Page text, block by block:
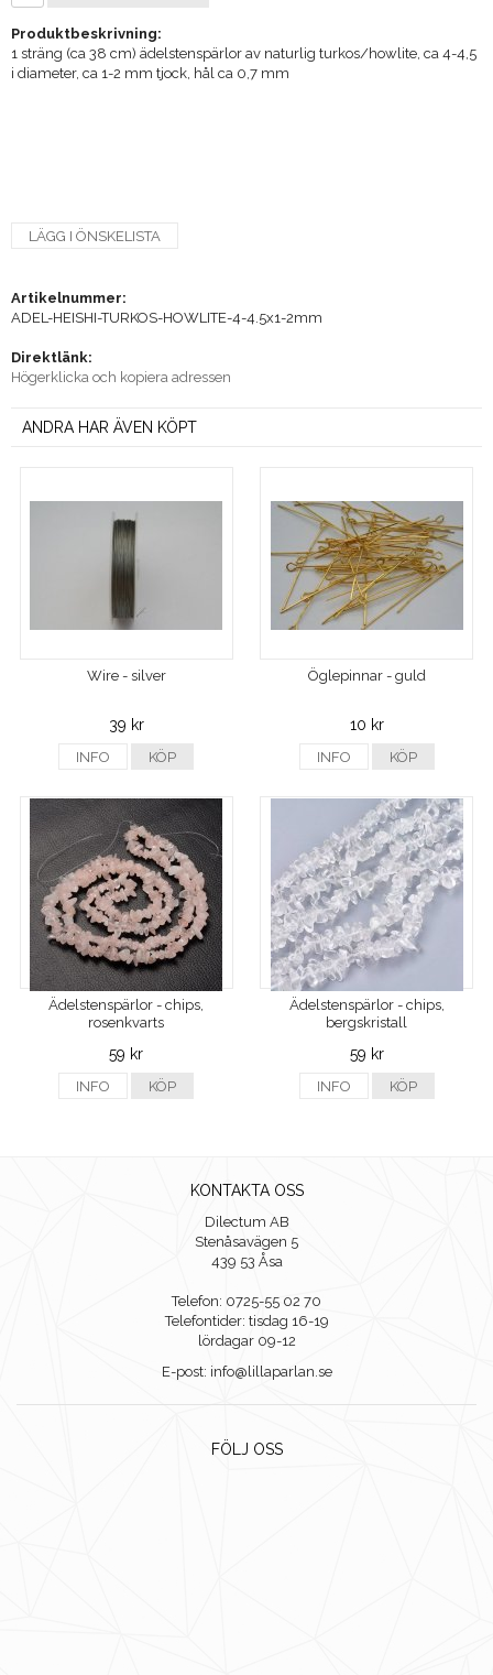
Produktbeskrivning:
1 sträng (ca 38 cm) ädelstenspärlor av naturlig turkos/howlite, ca 4-4,5
i diameter, ca 1-2 mm tjock, hål ca 0,7 mm
LÄGG I ÖNSKELISTA
Artikelnummer:
ADEL-HEISHI-TURKOS-HOWLITE-4-4.5x1-2mm
Direktlänk:
Högerklicka och kopiera adressen
ANDRA HAR ÄVEN KÖPT
Wire - silver
39 kr
INFO KÖP
Öglepinnar - guld
10 kr
INFO KÖP
Ädelstenspärlor - chips,
rosenkvarts
59 kr
INFO KÖP
Ädelstenspärlor - chips,
bergskristall
59 kr
INFO KÖP
KONTAKTA OSS
Dilectum AB
Stenåsavägen 5
439 53 Åsa
Telefon: 0725-55 02 70
Telefontider: tisdag 16-19
lördagar 09-12
E-post: info@lillaparlan.se
FÖLJ OSS